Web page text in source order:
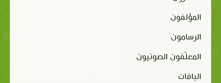
المؤلفون
الرسامون
المعلّقون الصوتيون
الباقات